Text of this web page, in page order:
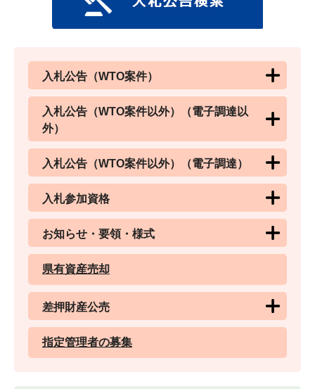
入札公告（WTO案件）
入札公告（WTO案件以外）（電子調達以
外）
入札公告（WTO案件以外）（電子調達）
入札参加資格
お知らせ・要領・様式
県有資産売却
差押財産公売
指定管理者の募集